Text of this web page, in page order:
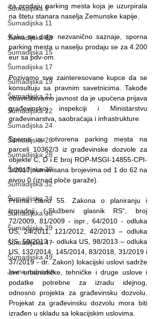
Šumadijska 9
Šumadijska 11
Šumadijska 13
Šumadijska 15
Šumadijska 17
Šumadijska 19
Šumadijska 21
Šumadijska 22
Šumadijska 24
Šumadijska 26
Šumadijska 28
Šumadijska 30
Šumadijska 32
Šumadijska 34
Šumadijska 36
Šumadijska 39
Šumadijska 47
Šumadijska 49
Javne nabavke
za prodaju parking mesta koja je uzurpirala
na štetu stanara naselja Zemunske kapije.
Kako se dalje nezvanično saznaje, sporna
parking mesta u naselju prodaju se za 4.200
eur sa pdv-om.
Pozivamo sve zainteresovane kupce da se
konsultuju sa pravnim savetnicima. Takođe
obaveštavamo javnost da je upućena prijava
građevinskoj inspekciji i Ministarstvu
građevinarstva, saobraćaja i infrastrukture.
Sporna su otvorena parking mesta na
parceli 10362/3 iz građevinske dozvole za
objekte C, D i E broj ROP-MSGI-14855-CPI-
1/2017 numerisana brojevima od 1 do 62 na
nivou 0 (iznad ploče garaže).
Prema članu 55. Zakona o planiranju i
izgradnji („Službeni glasnik RS“, broj
72/2009, 81/2009 - ispr., 64/2010 - odluka
US, 24/2011, 121/2012, 42/2013 – odluka
US, 50/2013 – odluka US, 98/2013 – odluka
US, 132/2014, 145/2014, 83/2018, 31/2019 i
37/2019 - dr. Zakon) lokacijski uslovi sadrže
sve urbanističke, tehničke i druge uslove i
podatke potrebne za izradu idejnog,
odnosno projekta za građevinsku dozvolu.
Projekat za građevinsku dozvolu mora biti
izrađen u skladu sa lokacijskim uslovima.